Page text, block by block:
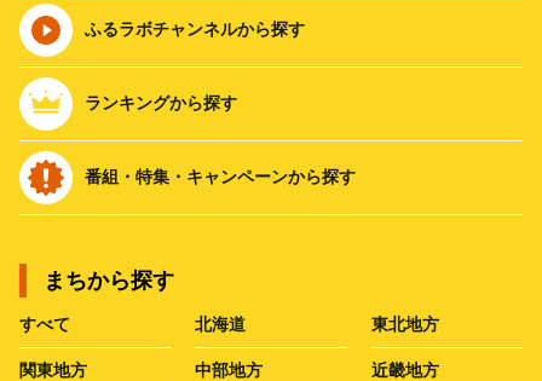
ふるラボチャンネルから探す
ランキングから探す
番組・特集・キャンペーンから探す
まちから探す
すべて 北海道 東北地方
関東地方 中部地方 近畿地方